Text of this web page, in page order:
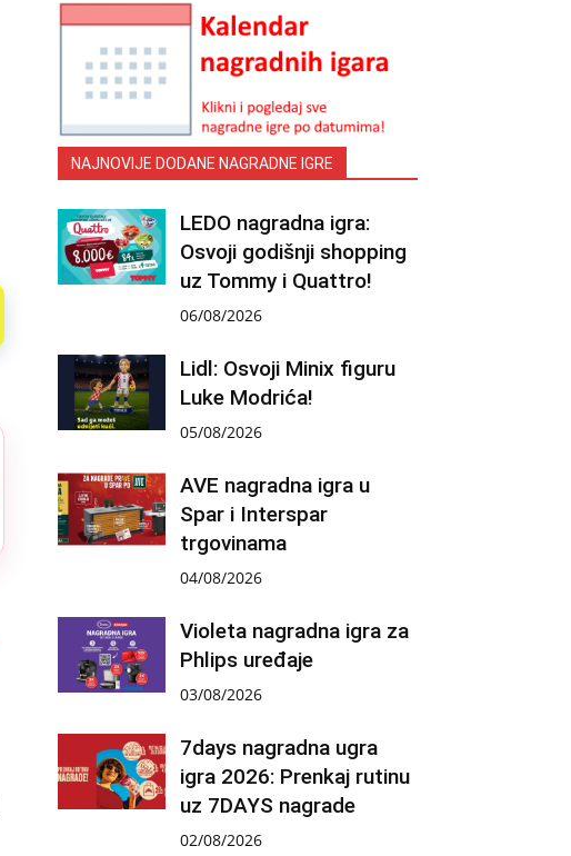
NAJNOVIJE DODANE NAGRADNE IGRE
LEDO nagradna igra:
Osvoji godišnji shopping
uz Tommy i Quattro!
06/08/2026
Lidl: Osvoji Minix figuru
Luke Modrića!
05/08/2026
AVE nagradna igra u
Spar i Interspar
trgovinama
04/08/2026
Violeta nagradna igra za
Phlips uređaje
03/08/2026
7days nagradna ugra
igra 2026: Prenkaj rutinu
uz 7DAYS nagrade
02/08/2026